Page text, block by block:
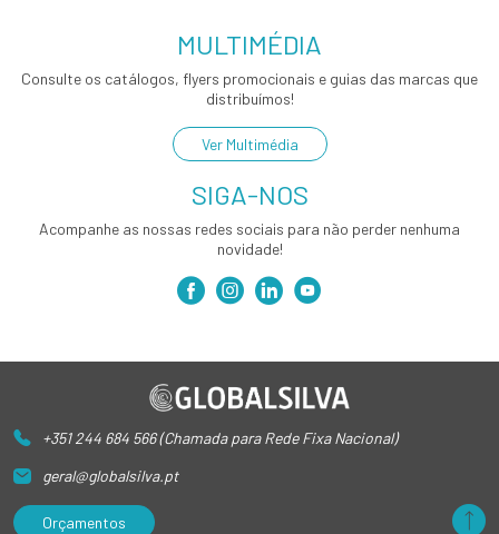
MULTIMÉDIA
Consulte os catálogos, flyers promocionais e guias das marcas que
distribuímos!
Ver Multimédia
SIGA-NOS
Acompanhe as nossas redes sociais para não perder nenhuma
novidade!
+351 244 684 566 (Chamada para Rede Fixa Nacional)
geral@globalsilva.pt
Orçamentos